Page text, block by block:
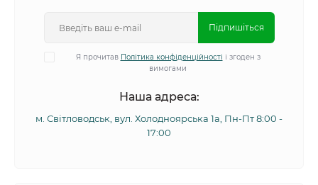
Підпишіться
Я прочитав Політика конфіденційності і згоден з
вимогами
Наша адреса:
м. Світловодськ, вул. Холодноярська 1а, Пн-Пт 8:00 -
17:00